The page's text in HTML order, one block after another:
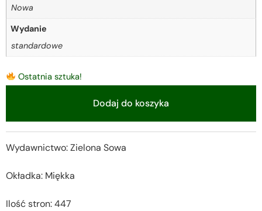
Nowa
Wydanie
standardowe
Ostatnia sztuka!
Dodaj do koszyka
Wydawnictwo: Zielona Sowa
Okładka: Miękka
Ilość stron: 447